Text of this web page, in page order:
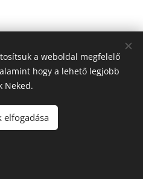
2024
a weboldal megfelelő
hogy a lehető legjobb
Neked.
elfogadása